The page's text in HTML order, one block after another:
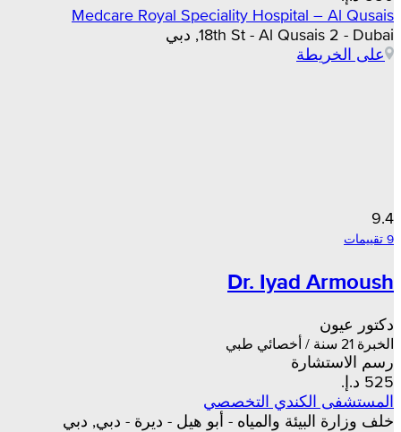
Medcare Royal Speciality Hospital – Al Qusais
18th St - Al Qusais 2 - Dubai, دبي
على الخريطة
9.4
Dr. Iyad Armoush
دكتور عيون
الخبرة 21 سنة / أخصائي طبي
رسم الاستشارة
المستشفى الكندي التخصصي
خلف وزارة البيئة والمياه - أبو هيل - ديرة - دبي, دبي